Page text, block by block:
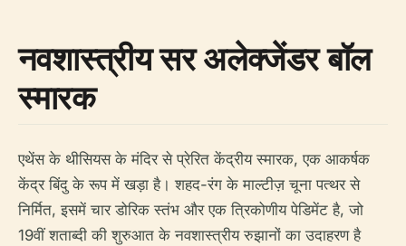
नवशास्त्रीय सर अलेक्जेंडर बॉल
स्मारक
एथेंस के थीसियस के मंदिर से प्रेरित केंद्रीय स्मारक, एक आकर्षक
केंद्र बिंदु के रूप में खड़ा है। शहद-रंग के माल्टीज़ चूना पत्थर से
निर्मित, इसमें चार डोरिक स्तंभ और एक त्रिकोणीय पेडिमेंट है, जो
19वीं शताब्दी की शुरुआत के नवशास्त्रीय रुझानों का उदाहरण है